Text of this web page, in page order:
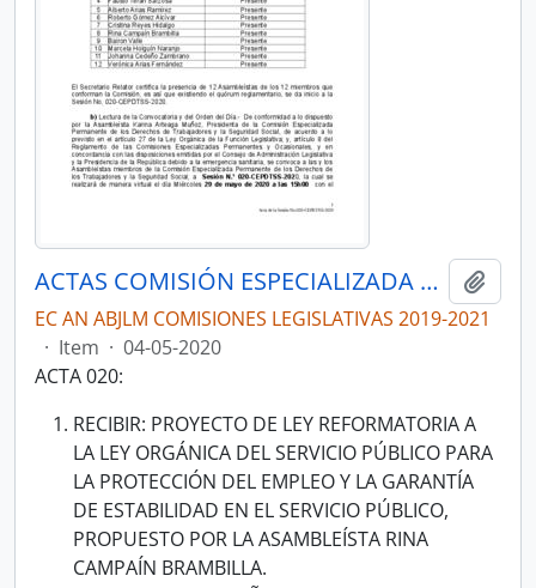
ACTAS COMISIÓN ESPECIALIZADA PERMANENTE DEL DERECHO AL TRABAJO Y A LA SEGURIDAD SOCIAL
EC AN ABJLM COMISIONES LEGISLATIVAS 2019-2021
· Item · 04-05-2020
ACTA 020:
RECIBIR: PROYECTO DE LEY REFORMATORIA A
LA LEY ORGÁNICA DEL SERVICIO PÚBLICO PARA
LA PROTECCIÓN DEL EMPLEO Y LA GARANTÍA
DE ESTABILIDAD EN EL SERVICIO PÚBLICO,
PROPUESTO POR LA ASAMBLEÍSTA RINA
CAMPAÍN BRAMBILLA.